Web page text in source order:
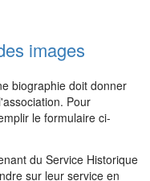
images
biographie doit donner
Pour
le formulaire ci-
du Service Historique
sur leur service en